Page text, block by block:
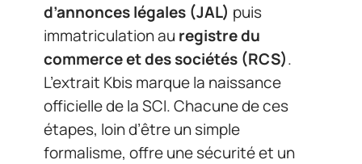
d’annonces légales (JAL) puis
immatriculation au registre du
commerce et des sociétés (RCS).
L’extrait Kbis marque la naissance
officielle de la SCI. Chacune de ces
étapes, loin d’être un simple
formalisme, offre une sécurité et un